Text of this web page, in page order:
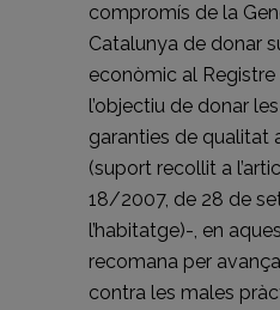
compromís de la
Catalunya de donar
econòmic al Registre
l’objectiu de donar
garanties de qualitat
(suport recollit a
18/2007, de 28 de
l’habitatge)-, en
recomana per
contra les males